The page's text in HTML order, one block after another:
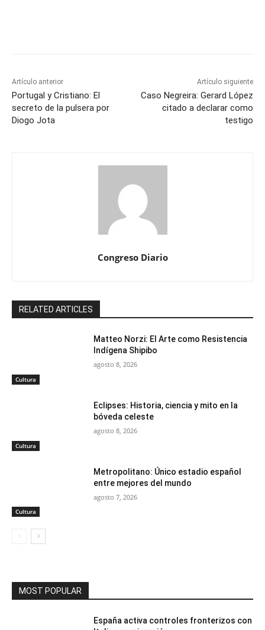
Artículo anterior
Portugal y Cristiano: El
secreto de la pulsera por
Diogo Jota
Artículo siguiente
Caso Negreira: Gerard López
citado a declarar como
testigo
Congreso Diario
RELATED ARTICLES
Cultura
Matteo Norzi: El Arte como Resistencia
Indígena Shipibo
agosto 8, 2026
Cultura
Eclipses: Historia, ciencia y mito en la
bóveda celeste
agosto 8, 2026
Cultura
Metropolitano: Único estadio español
entre mejores del mundo
agosto 7, 2026
MOST POPULAR
España activa controles fronterizos con